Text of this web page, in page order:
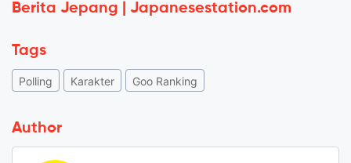
Berita Jepang | Japanesestation.com
Tags
Polling Karakter Goo Ranking
Author